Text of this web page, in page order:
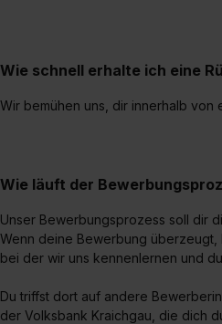
Wie schnell erhalte ich eine
Wir bemühen uns, dir innerhalb
Wie läuft der
Unser Bewerbungsprozess soll dir
Wenn deine Bewerbung überzeugt,
bei der wir uns kennenlernen und
Du triffst dort auf andere
der Volksbank Kraichgau, die dich